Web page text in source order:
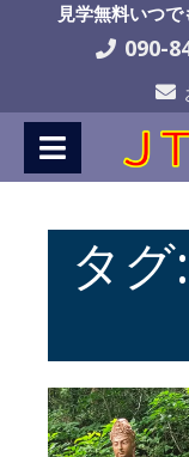
見学無料いつ
090-
タグ: